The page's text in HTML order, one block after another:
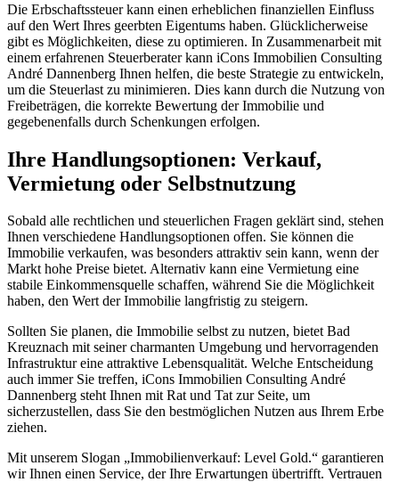
Die Erbschaftssteuer kann einen erheblichen finanziellen Einfluss
auf den Wert Ihres geerbten Eigentums haben. Glücklicherweise
gibt es Möglichkeiten, diese zu optimieren. In Zusammenarbeit mit
einem erfahrenen Steuerberater kann iCons Immobilien Consulting
André Dannenberg Ihnen helfen, die beste Strategie zu entwickeln,
um die Steuerlast zu minimieren. Dies kann durch die Nutzung von
Freibeträgen, die korrekte Bewertung der Immobilie und
gegebenenfalls durch Schenkungen erfolgen.
Ihre Handlungs­­optionen: Verkauf,
Vermietung oder Selbstnutzung
Sobald alle rechtlichen und steuerlichen Fragen geklärt sind, stehen
Ihnen verschiedene Handlungsoptionen offen. Sie können die
Immobilie verkaufen, was besonders attraktiv sein kann, wenn der
Markt hohe Preise bietet. Alternativ kann eine Vermietung eine
stabile Einkommensquelle schaffen, während Sie die Möglichkeit
haben, den Wert der Immobilie langfristig zu steigern.
Sollten Sie planen, die Immobilie selbst zu nutzen, bietet Bad
Kreuznach mit seiner charmanten Umgebung und hervorragenden
Infrastruktur eine attraktive Lebensqualität. Welche Entscheidung
auch immer Sie treffen, iCons Immobilien Consulting André
Dannenberg steht Ihnen mit Rat und Tat zur Seite, um
sicherzustellen, dass Sie den bestmöglichen Nutzen aus Ihrem Erbe
ziehen.
Mit unserem Slogan „Immobilienverkauf: Level Gold.“ garantieren
wir Ihnen einen Service, der Ihre Erwartungen übertrifft. Vertrauen